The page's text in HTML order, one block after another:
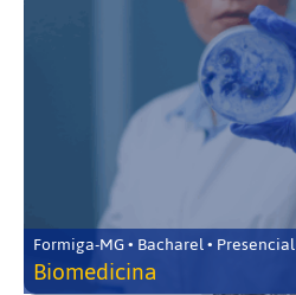
Formiga-MG • Bacharel • Presencial
Biomedicina